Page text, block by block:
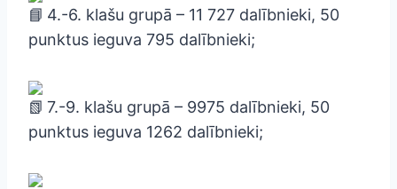
4.-6. klašu grupā – 11 727 dalībnieki, 50
punktus ieguva 795 dalībnieki;
7.-9. klašu grupā – 9975 dalībnieki, 50
punktus ieguva 1262 dalībnieki;